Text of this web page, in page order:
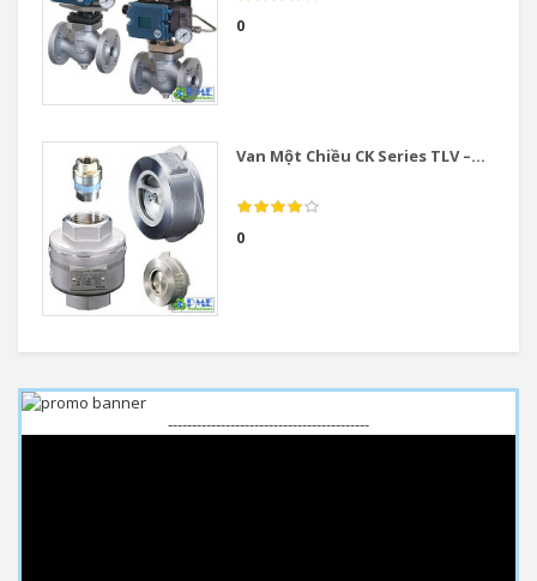
0
Van Một Chiều CK Series TLV –...
0
------------------------------------------